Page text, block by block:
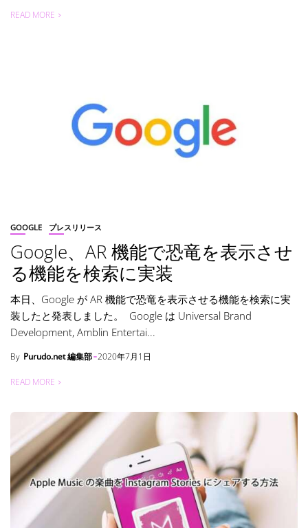
READ MORE
GOOGLE プレスリリース
Google、AR 機能で恐竜を表示させ
る機能を検索に実装
本日、Google が AR 機能で恐竜を表示させる機能を検索に実
装したと発表しました。 Google は Universal Brand
Development, Amblin Entertai...
By Purudo.net 編集部 2020年7月1日
READ MORE